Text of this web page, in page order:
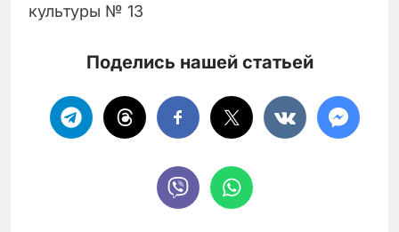
культуры № 13
Поделись нашей статьей